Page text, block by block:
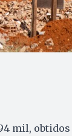
mil,